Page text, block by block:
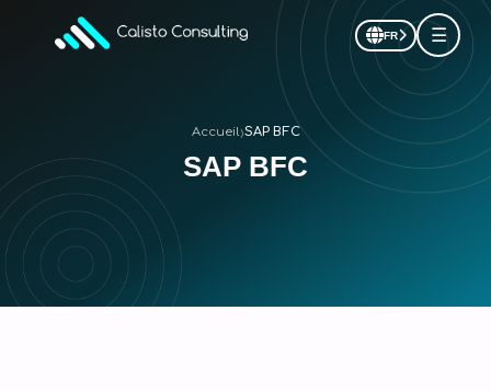
FR ☰
Accueil›SAP BFC
SAP BFC